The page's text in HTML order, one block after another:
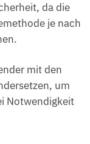
da die
je nach
mit den
um
Notwendigkeit